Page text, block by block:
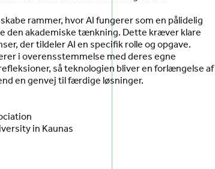
rammer, hvor AI fungerer som en pålidelig
den akademiske tænkning. Dette kræver klare
der tildeler AI en specifik rolle og opgave.
i overensstemmelse med deres egne
så teknologien bliver en forlængelse af
en genvej til færdige løsninger.
in Kaunas